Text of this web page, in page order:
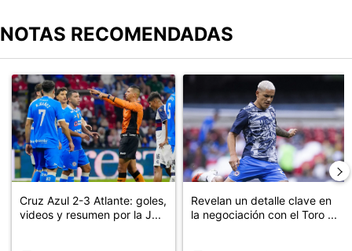
NOTAS RECOMENDADAS
Un artículo de tendencia con el título "Cruz Azul 2-3 Atlante:
Cruz Azul 2-3 Atlante: goles,
videos y resumen por la J...
Un artículo de tendencia con
Revelan un detalle clave en
la negociación con el Toro ...